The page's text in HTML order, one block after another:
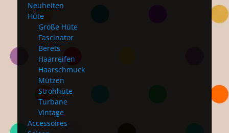
Neuheiten
Hüte
Große Hüte
Fascinator
Berets
Haarreifen
Haarschmuck
Mützen
Strohhüte
Turbane
Vintage
Accessoires